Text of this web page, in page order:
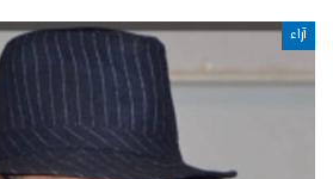
آراء